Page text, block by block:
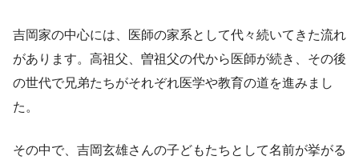
吉岡家の中心には、医師の家系として代々続いてきた流れ
があります。高祖父、曽祖父の代から医師が続き、その後
の世代で兄弟たちがそれぞれ医学や教育の道を進みまし
た。
その中で、吉岡玄雄さんの子どもたちとして名前が挙がる